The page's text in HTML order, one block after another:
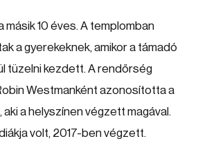
másik 10 éves. A templomban
a gyerekeknek, amikor a támadó
tüzelni kezdett. A rendőrség
Westmanként azonosította a
a helyszínen végzett magával.
volt, 2017-ben végzett.